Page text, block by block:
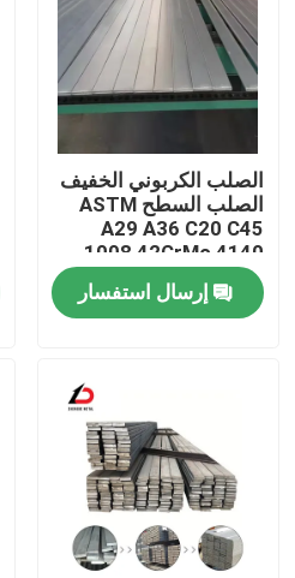
المنتجات
فيديوهات
الصلب الكربوني الخفيف
الصلب السطح ASTM
A29 A36 C20 C45
1008 42CrMo 4140
1045 St37 Ss400
S45c S20c S235jr
1020
إرسال استفسار